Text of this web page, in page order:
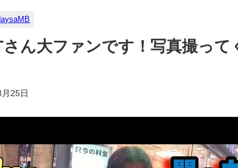
ん大ファンです！写真撮っ
25日